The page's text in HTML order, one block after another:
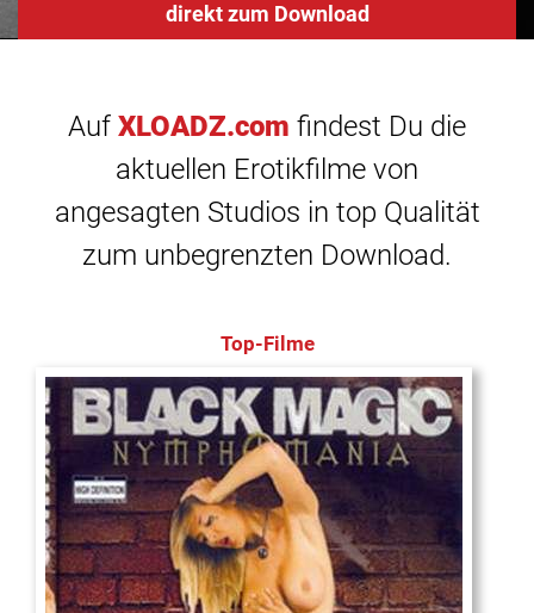
direkt zum Download
Auf XLOADZ.com findest Du die
aktuellen Erotikfilme von
angesagten Studios in top Qualität
zum unbegrenzten Download.
Top-Filme